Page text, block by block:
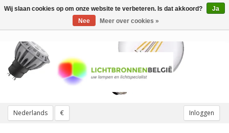
Nederlands € Inloggen
Toggle
Wij slaan cookies op om onze website te verbeteren. Is dat akkoord?
Ja
Nee
Meer over cookies »